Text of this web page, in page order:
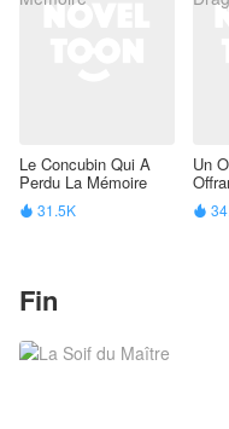
Le Concubin Qui A
Perdu La Mémoire
 31.5K
Un

Fin